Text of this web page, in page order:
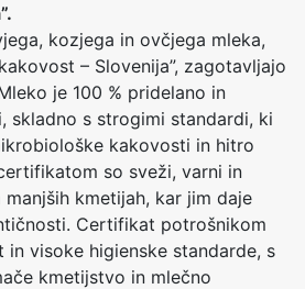
kozjega in ovčjega mleka,
– Slovenija”, zagotavljajo
je 100 % pridelano in
skladno s strogimi standardi, ki
kakovosti in hitro
so sveži, varni in
kmetijah, kar jim daje
Certifikat potrošnikom
visoke higienske standarde, s
kmetijstvo in mlečno